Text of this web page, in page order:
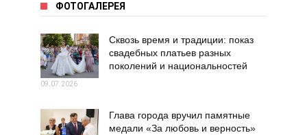
ФОТОГАЛЕРЕЯ
Сквозь время и традиции: показ
свадебных платьев разных
поколений и национальностей
09.07.2026
Глава города вручил памятные
медали «За любовь и верность»